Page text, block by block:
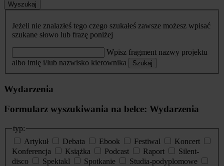
Wyszukaj
Jeżeli nie znalazłeś tego czego szukałeś zawsze możesz wpisać
szukane słowo lub frazę poniżej
Wpisz fragment nazwy projektu
albo imię i/lub nazwisko kierownika
Szukaj
Wydarzenia
Formularz wyszukiwania na belce: Wydarzenia
typ:
Artykuł
Debata Ebook Festiwal
Koncert
Konferencja
Książka Podcast Raport
Silent-
disco
Spektakl Spotkanie
Studia-podyplomowe